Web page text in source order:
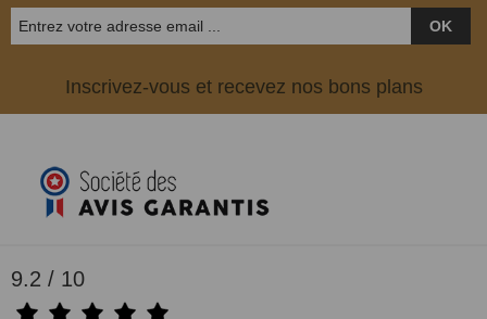
OK
Inscrivez-vous et recevez nos bons plans
9.2 / 10